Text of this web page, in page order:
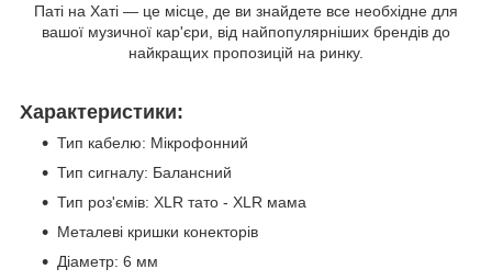
Паті на Хаті — це місце, де ви знайдете все необхідне для
вашої музичної кар'єри, від найпопулярніших брендів до
найкращих пропозицій на ринку.
Характеристики:
Тип кабелю: Мікрофонний
Тип сигналу: Балансний
Тип роз'ємів: XLR тато - XLR мама
Металеві кришки конекторів
Діаметр: 6 мм